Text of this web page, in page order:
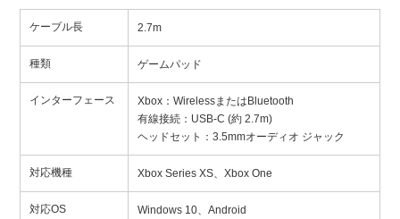
ケーブル長 2.7m
種類 ゲームパッド
インターフェース
Xbox：WirelessまたはBluetooth
有線接続：USB-C (約 2.7m)
ヘッドセット：3.5mmオーディオ ジャック
対応機種 Xbox Series XS、Xbox One
対応OS Windows 10、Android